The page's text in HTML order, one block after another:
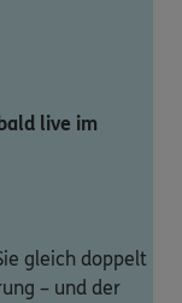
live im
gleich doppelt
– und der